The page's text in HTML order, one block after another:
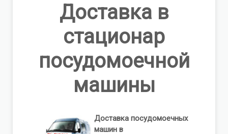
Доставка в
стационар
посудомоечной
машины
Доставка посудомоечных
машин в